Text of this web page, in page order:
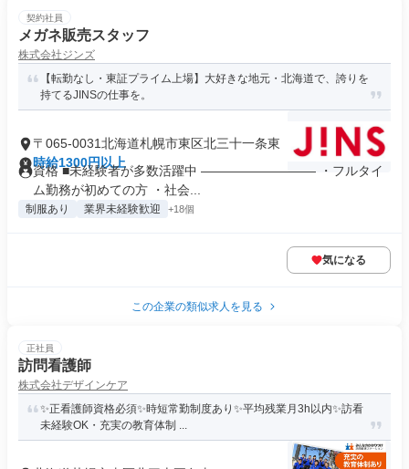
契約社員
メガネ販売スタッフ
株式会社ジンズ
【転勤なし・東証プライム上場】大好きな地元・北海道で、誇りを
持てるJINSの仕事を。
〒065-0031北海道札幌市東区北三十一条東
時給1300円以上
資格 ■未経験者が多数活躍中 ――――――――― ・フルタイ
ム勤務が初めての方 ・社会...
制服あり 業界未経験歓迎 +18個
気になる
この企業の類似求人を見る
正社員
訪問看護師
株式会社デザインケア
✨正看護師資格必須✨時短常勤制度あり✨平均残業月3h以内✨訪看
未経験OK・充実の教育体制 ...